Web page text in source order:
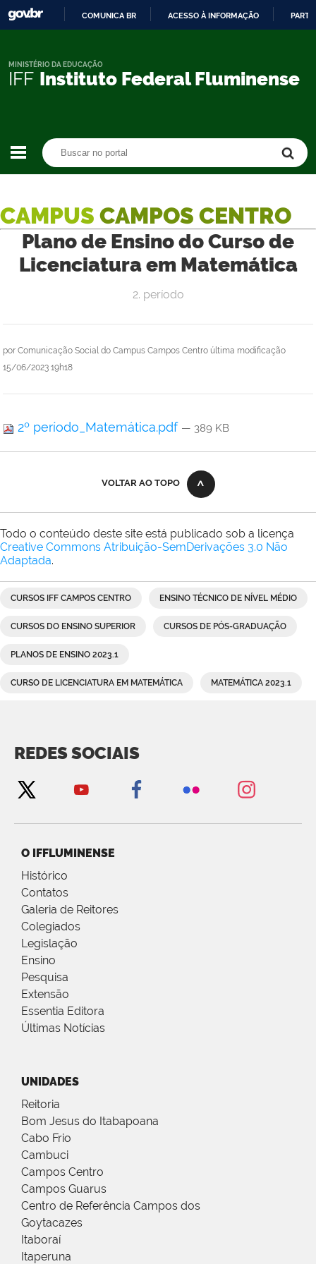
CONTEÚDO
COMUNICA BR ACESSO À INFORMAÇÃO
IFF Instituto Federal Fluminense
MINISTÉRIO DA EDUCAÇÃO
CAMPUS CAMPOS CENTRO
Plano de Ensino do Curso de
Licenciatura em Matemática
por Comunicação Social do Campus Campos Centro última modificação
15/06/2023 19h18
2. período
2º período_Matemática.pdf — 389 KB
VOLTAR AO TOPO
Todo o conteúdo deste site está publicado sob a licença
Creative Commons Atribuição-SemDerivações 3.0 Não
Adaptada.
CURSOS IFF CAMPOS CENTRO ENSINO TÉCNICO DE NÍVEL MÉDIO
CURSOS DO ENSINO SUPERIOR CURSOS DE PÓS-GRADUAÇÃO
PLANOS DE ENSINO 2023.1
CURSO DE LICENCIATURA EM MATEMÁTICA MATEMÁTICA 2023.1
REDES SOCIAIS
O IFFLUMINENSE
Histórico
Contatos
Galeria de Reitores
Colegiados
Legislação
Ensino
Pesquisa
Extensão
Essentia Editora
Últimas Notícias
UNIDADES
Reitoria
Bom Jesus do Itabapoana
Cabo Frio
Cambuci
Campos Centro
Campos Guarus
Centro de Referência Campos dos
Goytacazes
Itaboraí
Itaperuna